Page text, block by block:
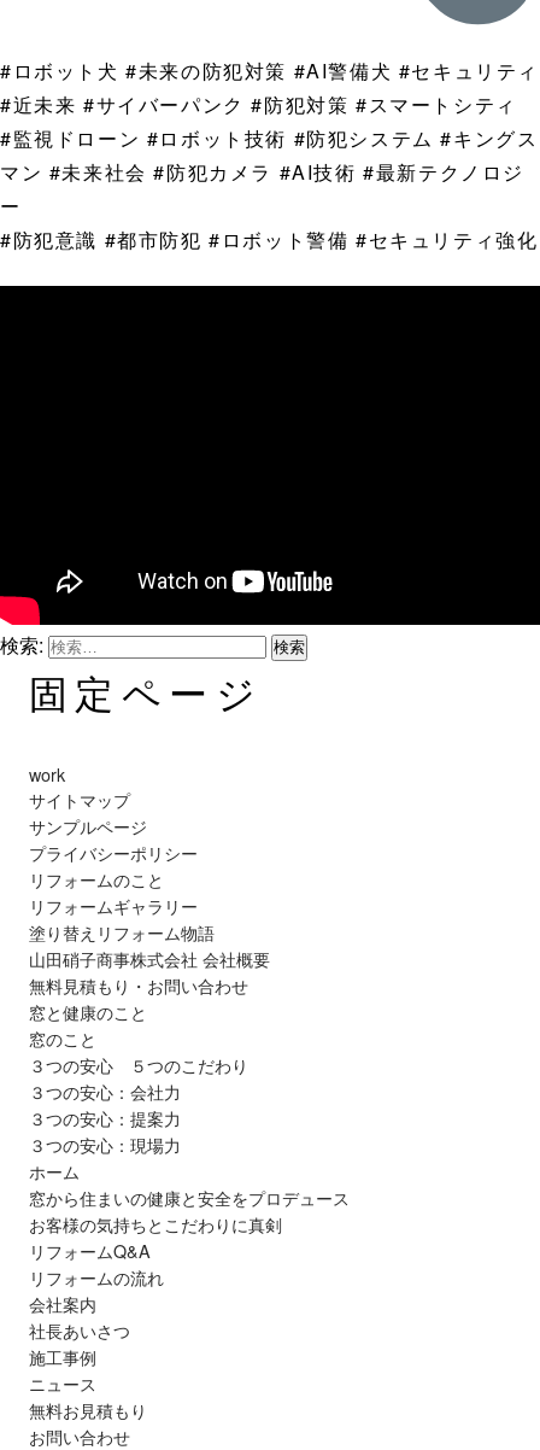
#ロボット犬 #未来の防犯対策 #AI警備犬 #セキュリティ
#近未来 #サイバーパンク #防犯対策 #スマートシティ
#監視ドローン #ロボット技術 #防犯システム #キングス
マン #未来社会 #防犯カメラ #AI技術 #最新テクノロジ
ー
#防犯意識 #都市防犯 #ロボット警備 #セキュリティ強化
検索:
固定ページ
work
サイトマップ
サンプルページ
プライバシーポリシー
リフォームのこと
リフォームギャラリー
塗り替えリフォーム物語
山田硝子商事株式会社 会社概要
無料見積もり・お問い合わせ
窓と健康のこと
窓のこと
３つの安心 ５つのこだわり
３つの安心：会社力
３つの安心：提案力
３つの安心：現場力
ホーム
窓から住まいの健康と安全をプロデュース
お客様の気持ちとこだわりに真剣
リフォームQ&A
リフォームの流れ
会社案内
社長あいさつ
施工事例
ニュース
無料お見積もり
お問い合わせ